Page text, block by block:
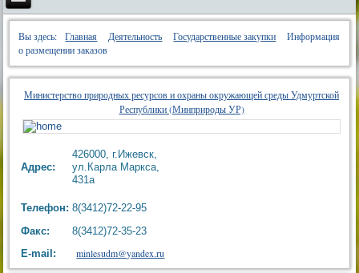
Вы здесь:Главная Деятельность Государственные закупки
Информация
о размещении заказов
Министерство природных ресурсов и охраны окружающей среды Удмуртской
Республики (Минприроды УР)
Адрес:
426000, г.Ижевск,
ул.Карла Маркса,
431а
Телефон: 8(3412)72-22-95
Факс:
8(3412)72-35-23
E-mail:
minlesudm@yandex.ru